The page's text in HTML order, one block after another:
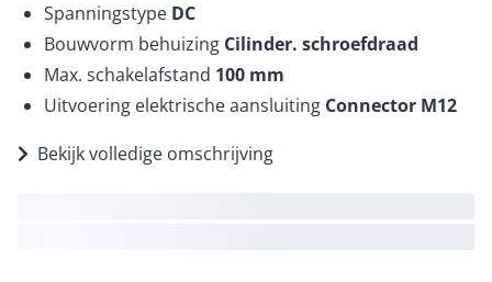
Spanningstype DC
Bouwvorm behuizing Cilinder. schroefdraad
Max. schakelafstand 100 mm
Uitvoering elektrische aansluiting Connector M12
Bekijk volledige omschrijving